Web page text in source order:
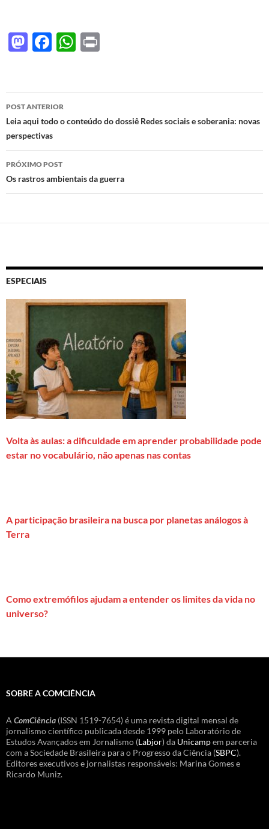
M
d
o
n
F
b
o
o
k
W
s
A
p
Navegação
de
posts
POST ANTERIOR
Leia aqui todo o conteúdo do dossiê Redes sociais e soberania: novas
perspectivas
PRÓXIMO POST
Os rastros ambientais da guerra
ESPECIAIS
Volta às aulas: a dificuldade em aprender probabilidade pode
estar no vocabulário, não apenas nas contas
A participação brasileira na busca por planetas análogos à
Terra
Como extremófilos ajudam a entender os limites da vida no
universo?
SOBRE A COMCIÊNCIA
A ComCiência (ISSN 1519-7654) é uma revista digital mensal de
jornalismo científico publicada desde 1999 pelo Laboratório de
Estudos Avançados em Jornalismo (Labjor) da Unicampem parceria
com a Sociedade Brasileira para o Progresso da Ciência (SBPC).
Editores executivos e jornalistas responsáveis: Marina Gomes e
Ricardo Muniz.